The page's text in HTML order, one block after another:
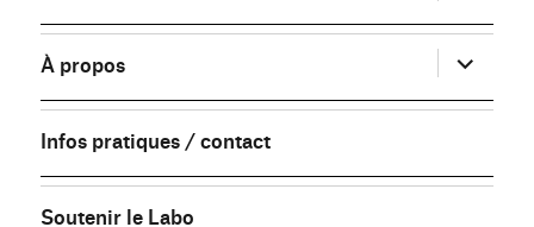
sous-
menu
À propos
ouvrir
le
sous-
menu
Infos pratiques / contact
Soutenir le Labo